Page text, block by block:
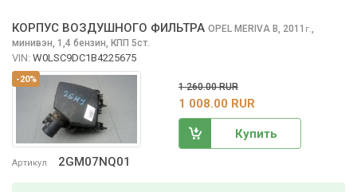
-20%
Артикул 2GM07NQ01
КОРПУС ВОЗДУШНОГО ФИЛЬТРА OPEL MERIVA B, 2011 г.,
минивэн, 1,4 бензин, КПП 5ст.
VIN: W0LSC9DC1B4225675
1 260.00 RUR
1 008.00 RUR
Купить